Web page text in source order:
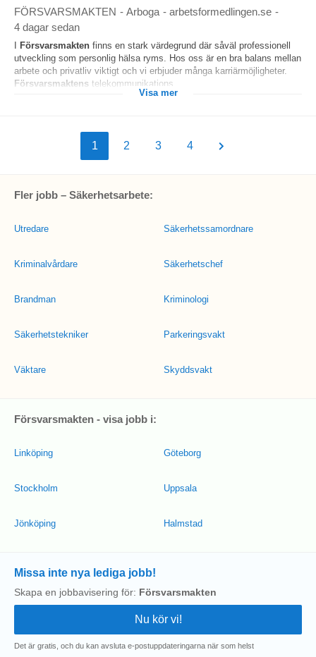
FÖRSVARSMAKTEN - Arboga - arbetsformedlingen.se -
4 dagar sedan
Försvarsmakten finns en stark värdegrund där såväl professionell
utveckling som personlig hälsa ryms. Hos oss är en bra balans mellan
arbete och privatliv viktigt och vi erbjuder många karriärmöjligheter.
Försvarsmaktens telekommunikations...
Visa mer
1 2 3 4
Fler jobb – Säkerhetsarbete:
Utredare
Kriminalvårdare
Brandman
Säkerhetstekniker
Väktare
Säkerhetssamordnare
Säkerhetschef
Kriminologi
Parkeringsvakt
Skyddsvakt
Försvarsmakten - visa jobb i:
Linköping
Stockholm
Jönköping
Göteborg
Uppsala
Halmstad
Missa inte nya lediga jobb!
Skapa en jobbavisering för: Försvarsmakten
Det är gratis, och du kan avsluta e-postuppdateringarna när som helst